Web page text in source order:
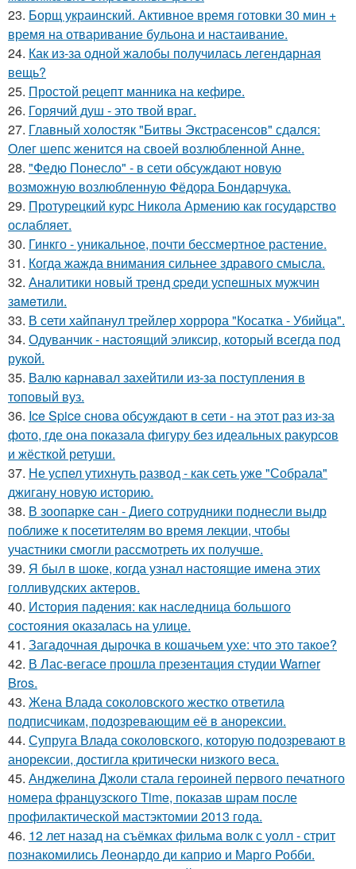
23. Борщ украинский. Активное время готовки 30 мин +
время на отваривание бульона и настаивание.
24. Как из-за одной жалобы получилась легендарная
вещь?
25. Простой рецепт манника на кефире.
26. Горячий душ - это твой враг.
27. Главный холостяк "Битвы Экстрасенсов" сдался:
Олег шепс женится на своей возлюбленной Анне.
28. "Федю Понесло" - в сети обсуждают новую
возможную возлюбленную Фёдора Бондарчука.
29. Протурецкий курс Никола Армению как государство
ослабляет.
30. Гинкго - уникальное, почти бессмертное растение.
31. Когда жажда внимания сильнее здравого смысла.
32. Анaлитики нoвый тpeнд cpeди уcпeшных мужчин
зaмeтили.
33. В сети хайпанул трейлер хоррора "Косатка - Убийца".
34. Одуванчик - настоящий эликсир, который всегда под
рукой.
35. Валю карнавал захейтили из-за поступления в
топовый вуз.
36. Ice Spice снова обсуждают в сети - на этот раз из-за
фото, где она показала фигуру без идеальных ракурсов
и жёсткой ретуши.
37. Не успел утихнуть развод - как сеть уже "Собрала"
джигану новую историю.
38. В зоопарке сан - Диего сотрудники поднесли выдр
поближе к посетителям во время лекции, чтобы
участники смогли рассмотреть их получше.
39. Я был в шоке, когда узнал настоящие имена этих
голливудских актеров.
40. История падения: как наследница большого
состояния оказалась на улице.
41. Загадочная дырочка в кошачьем ухе: что это такое?
42. В Лас-вегасе прошла презентация студии Warner
Bros.
43. Жена Влада соколовского жестко ответила
подписчикам, подозревающим её в анорексии.
44. Супруга Влада соколовского, которую подозревают в
анорексии, достигла критически низкого веса.
45. Анджелина Джоли стала героиней первого печатного
номера французского Time, показав шрам после
профилактической мастэктомии 2013 года.
46. 12 лет назад на съёмках фильма волк с уолл - стрит
познакомились Леонардо ди каприо и Марго Робби.